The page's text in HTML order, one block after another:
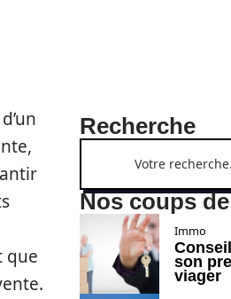
que
Recherche
Nos coups
Immo
son
viager